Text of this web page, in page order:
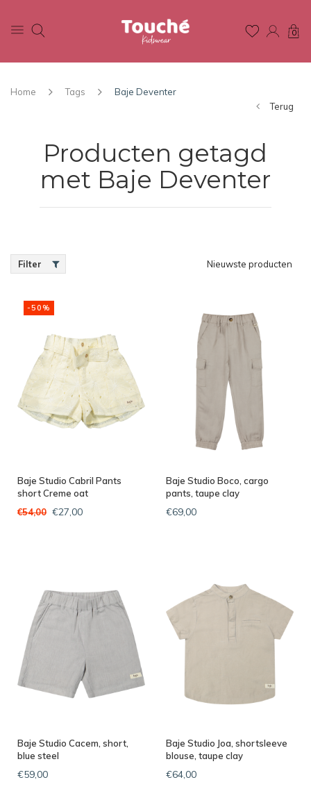
0
Home Tags
Baje Deventer
Terug
Producten getagd
met Baje Deventer
Filter Nieuwste producten
-50%
Baje Studio Cabril Pants
short Creme oat
€54,00 €27,00
Baje Studio Boco, cargo
pants, taupe clay
€69,00
Baje Studio Cacem, short,
blue steel
€59,00
Baje Studio Joa, shortsleeve
blouse, taupe clay
€64,00